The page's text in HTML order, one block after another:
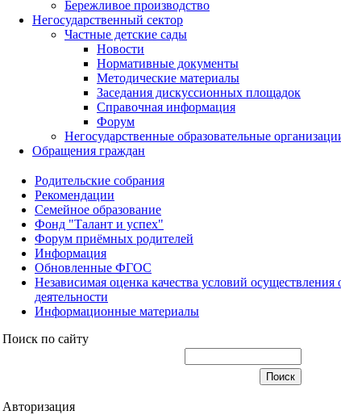
Бережливое производство
Негосударственный сектор
Частные детские сады
Новости
Нормативные документы
Методические материалы
Заседания дискуссионных площадок
Справочная информация
Форум
Негосударственные образовательные
Обращения граждан
Родительские собрания
Рекомендации
Семейное образование
Фонд "Талант и успех"
Форум приёмных родителей
Информация
Обновленные ФГОС
Независимая оценка качества условий осуществления
деятельности
Информационные материалы
Поиск по сайту
Авторизация